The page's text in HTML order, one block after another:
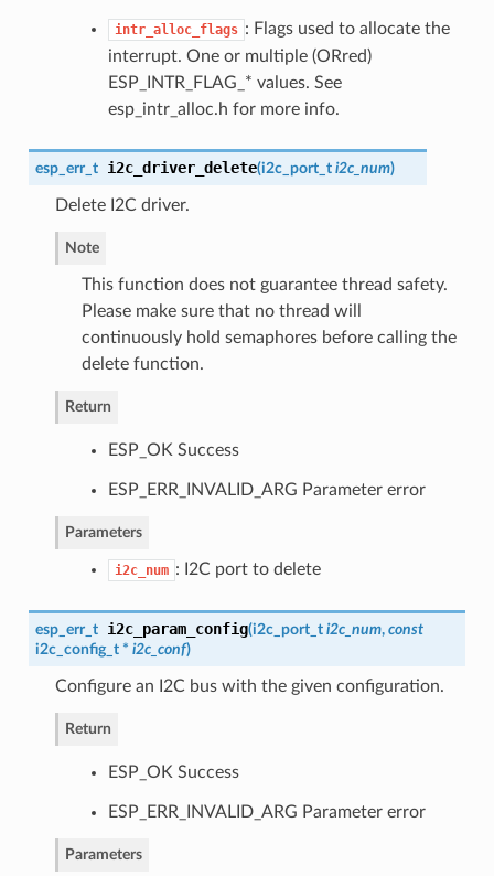
intr_alloc_flags : Flags used to allocate the
interrupt. One or multiple (ORred)
ESP_INTR_FLAG_* values. See
esp_intr_alloc.h for more info.
esp_err_t i2c_driver_delete(i2c_port_t i2c_num)
Delete I2C driver.
Note
This function does not guarantee thread safety.
Please make sure that no thread will
continuously hold semaphores before calling the
delete function.
Return
ESP_OK Success
ESP_ERR_INVALID_ARG Parameter error
Parameters
i2c_num : I2C port to delete
esp_err_t i2c_param_config(i2c_port_t i2c_num, const
i2c_config_t* i2c_conf)
Configure an I2C bus with the given configuration.
Return
ESP_OK Success
ESP_ERR_INVALID_ARG Parameter error
Parameters